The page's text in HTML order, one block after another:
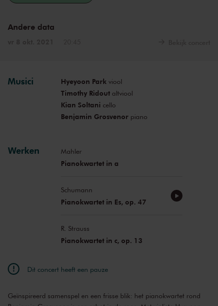
Andere data
Musici Hyeyoon Park viool
Timothy Ridoutaltviool
Kian Soltani cello
Benjamin Grosvenorpiano
Werken Mahler
Pianokwartet in a
Schumann
Pianokwartet in Es, op. 47
R. Strauss
Pianokwartet in c, op. 13
Dit concert heeft een pauze
Geïnspireerd samenspel en een frisse blik: het pianokwartet rond